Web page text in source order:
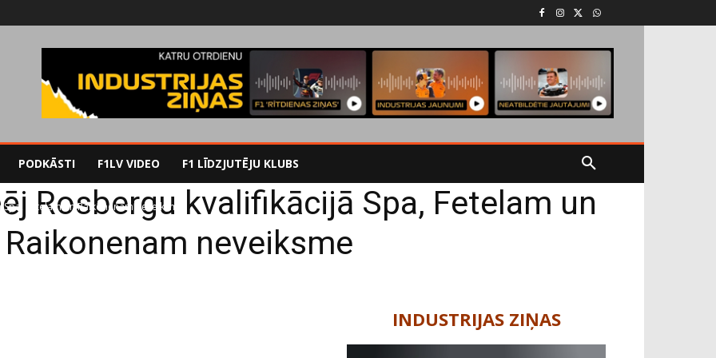
PODKĀSTI F1LV VIDEO F1 LĪDZJUTĒJU KLUBS
Fetelam un Raikonenam neveiksme
Rosbergu kvalifikācijā Spa, Fetelam un
Raikonenam neveiksme
INDUSTRIJAS ZIŅAS